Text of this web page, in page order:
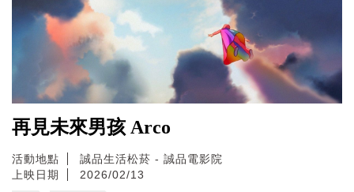
再見未來男孩 Arco
活動地點
誠品生活松菸 - 誠品電影院
上映日期
2026/02/13